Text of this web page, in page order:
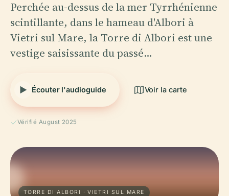
Perchée au-dessus de la mer Tyrrhénienne
scintillante, dans le hameau d'Albori à
Vietri sul Mare, la Torre di Albori est une
vestige saisissante du passé…
Écouter l'audioguide Voir la carte
Vérifié August 2025
TORRE DI ALBORI · VIETRI SUL MARE